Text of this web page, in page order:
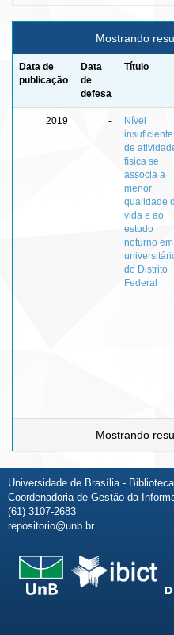
Mostrando
Data de
publicação
Data
de
defesa
Título
2019 -
Nível
insuficiente
de
física se
associa a
menor
qualidade
vida e ao
estudo
noturno em
do Distrito
Federal
Mostrando
Universidade de Brasília -
Coordenadoria de Gestão da
(61) 3107-2683
repositorio@unb.br